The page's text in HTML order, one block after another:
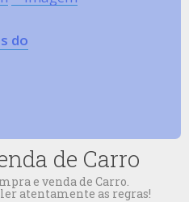
do
de Carro
e venda de Carro.
atentamente as regras!